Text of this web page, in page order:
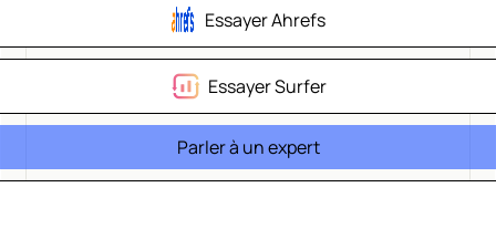
Essayer Ahrefs
Essayer Surfer
Parler à un expert